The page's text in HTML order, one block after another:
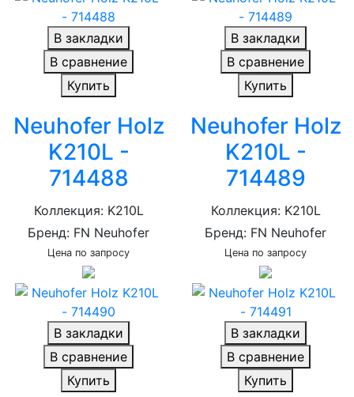
В закладки
В сравнение
Купить
Neuhofer Holz
K210L -
714488
Коллекция: K210L
Бренд: FN Neuhofer
Цена по запросу
В закладки
В сравнение
Купить
Neuhofer Holz
K210L -
714489
Коллекция: K210L
Бренд: FN Neuhofer
Цена по запросу
В закладки
В сравнение
Купить
В закладки
В сравнение
Купить